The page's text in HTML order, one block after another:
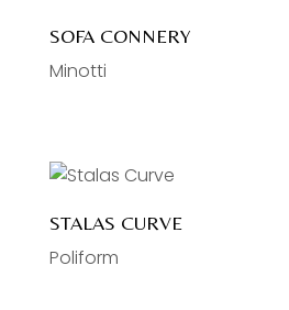
SOFA CONNERY
Minotti
STALAS CURVE
Poliform